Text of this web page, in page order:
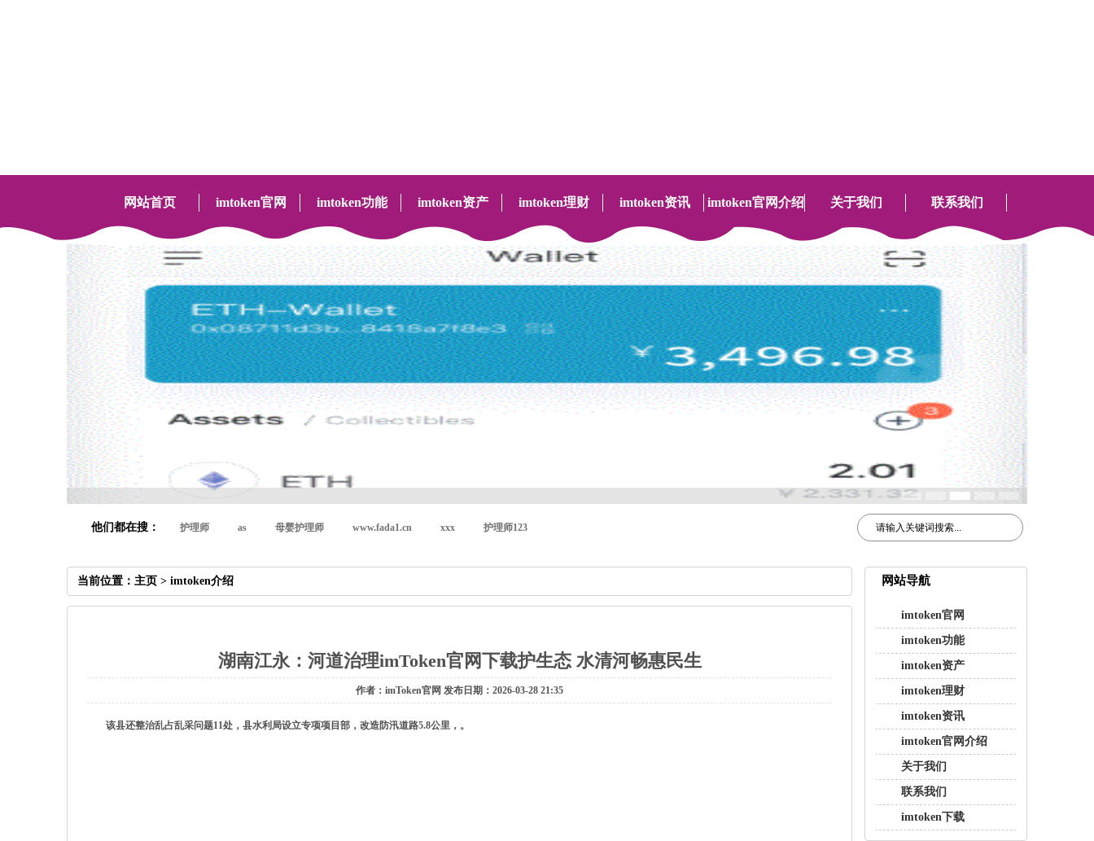
网站首页 imtoken官网 imtoken功能 imtoken资产 imtoken理财 imtoken资讯 imtoken官网介绍 关于我们 联系我们
他们都在搜： 护理师 as 母婴护理师 www.fada1.cn xxx 护理师123
网站导航
imtoken官网
imtoken功能
imtoken资产
imtoken理财
imtoken资讯
imtoken官网介绍
关于我们
联系我们
imtoken下载
当前位置： 主页 > imtoken介绍
湖南江永：河道治理imToken官网下载护生态 水清河畅惠民生
作者：imToken官网 发布日期：2026-03-28 21:35
该县还整治乱占乱采问题11处，县水利局设立专项项目部，改造防汛道路5.8公里，。